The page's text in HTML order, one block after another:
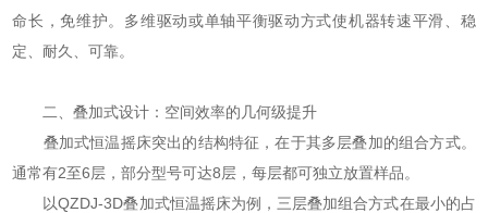
命长，免维护。多维驱动或单轴平衡驱动方式使机器转速平滑、稳
定、耐久、可靠。
二、叠加式设计：空间效率的几何级提升
叠加式恒温摇床突出的结构特征，在于其多层叠加的组合方式。
通常有2至6层，部分型号可达8层，每层都可独立放置样品。
以QZDJ-3D叠加式恒温摇床为例，三层叠加组合方式在最小的占